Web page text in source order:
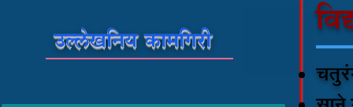
उल्लेखनिय कामगिरी
पवार